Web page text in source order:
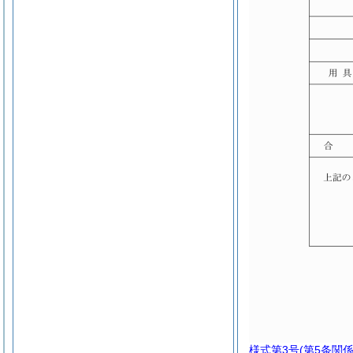
様式第3号(第5条関